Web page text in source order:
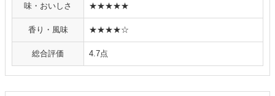
味・おいしさ ★★★★★
香り・風味 ★★★★☆
総合評価 4.7点